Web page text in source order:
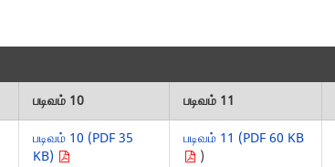
படிவம் 10 படிவம் 11
படிவம் 10 (PDF 35
KB)
படிவம் 11 (PDF 60 KB
)